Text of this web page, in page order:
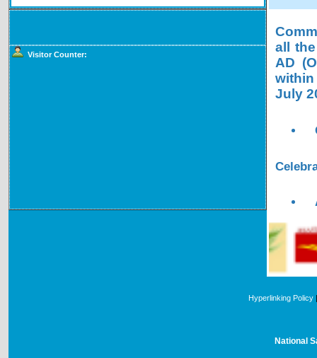
Visitor Counter:
all
AD
July
Hyperlinking Policy
National